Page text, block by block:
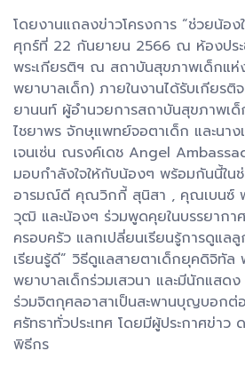
โดยงานแถลงข่าวโครงการ “ช่วยน้อง
ศุกร์ที่ 22 กันยายน 2566 ณ ห้องประ
พระเกียรติฯ ณ สถาบันสุขภาพเด็กแห่
พยาบาลเด็ก) ภายในงานได้รับเกียร
ยานนท์ ผู้อำนวยการสถาบันสุขภาพ
ไชยาพร จักษุแพทย์จอตาเด็ก และนา
เจนเซ่น ณรงค์เดช Angel
มอบกำลังใจให้กับน้องๆ พร้อมกันนี้ใน
อารมณ์ดี คุณวิกกี้ สุนิสา , คุณเบนซ์
วุฒิ และน้องๆ ร่วมพูดคุยในบรรยากา
ครอบครัว แลกเปลี่ยนเรียนรู้การดูแลลู
เรียนรู้ดี” วิธีดูแลสายตาเด็กยุคดิจิทั
พยาบาลเด็กร่วมเสวนา และมีนักแสด
ร่วมจิตกุศลอาสาเป็นสะพานบุญบอกต่
ศรัทธาทั่วประเทศ โดยมีผู้ประกาศข่าว
พิธีกร